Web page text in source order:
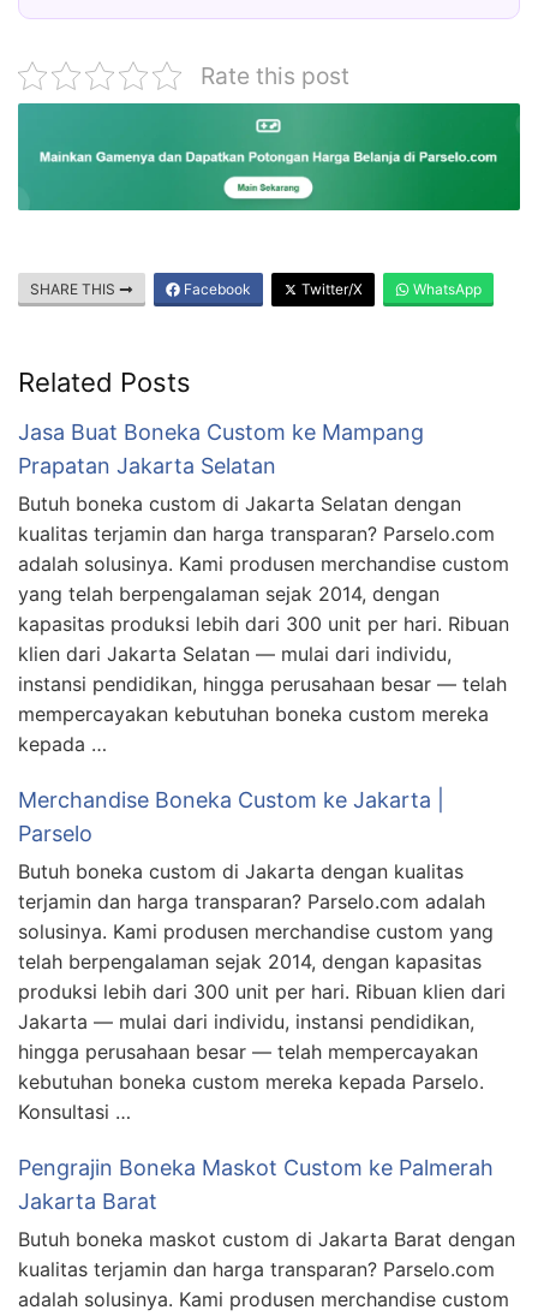
Rate this post
SHARE THIS Facebook Twitter/X WhatsApp
Related Posts
Jasa Buat Boneka Custom ke Mampang
Prapatan Jakarta Selatan
Butuh boneka custom di Jakarta Selatan dengan
kualitas terjamin dan harga transparan? Parselo.com
adalah solusinya. Kami produsen merchandise custom
yang telah berpengalaman sejak 2014, dengan
kapasitas produksi lebih dari 300 unit per hari. Ribuan
klien dari Jakarta Selatan — mulai dari individu,
instansi pendidikan, hingga perusahaan besar — telah
mempercayakan kebutuhan boneka custom mereka
kepada …
Merchandise Boneka Custom ke Jakarta |
Parselo
Butuh boneka custom di Jakarta dengan kualitas
terjamin dan harga transparan? Parselo.com adalah
solusinya. Kami produsen merchandise custom yang
telah berpengalaman sejak 2014, dengan kapasitas
produksi lebih dari 300 unit per hari. Ribuan klien dari
Jakarta — mulai dari individu, instansi pendidikan,
hingga perusahaan besar — telah mempercayakan
kebutuhan boneka custom mereka kepada Parselo.
Konsultasi …
Pengrajin Boneka Maskot Custom ke Palmerah
Jakarta Barat
Butuh boneka maskot custom di Jakarta Barat dengan
kualitas terjamin dan harga transparan? Parselo.com
adalah solusinya. Kami produsen merchandise custom